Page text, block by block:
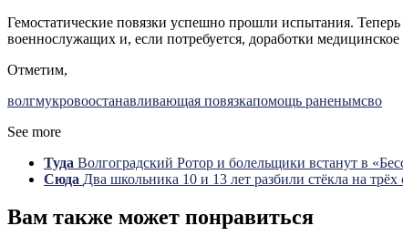
Гемостатические повязки успешно прошли испытания.
военнослужащих и, если потребуется, доработки медицинское
Отметим,
волгмукровоостанавливающая повязкапомощь раненымсво
See more
Туда Волгоградский Ротор и болельщики встанут в
Сюда Два школьника 10 и 13 лет разбили стёкла на
Вам также может понравиться